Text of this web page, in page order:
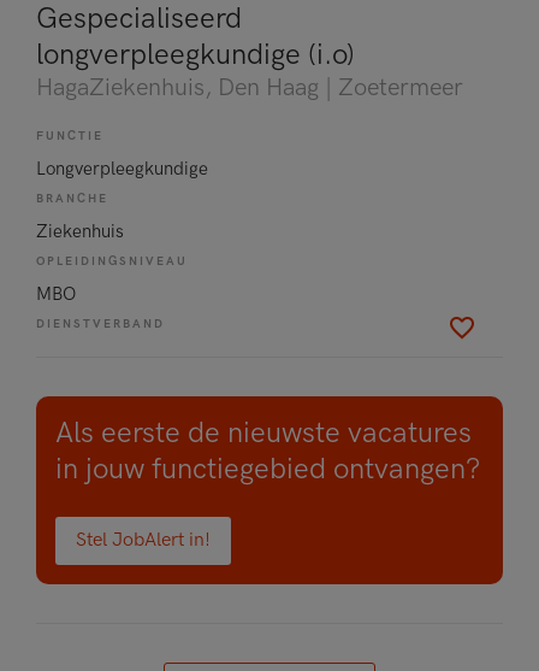
Gespecialiseerd
longverpleegkundige (i.o)
HagaZiekenhuis, Den Haag | Zoetermeer
FUNCTIE
Longverpleegkundige
BRANCHE
Ziekenhuis
OPLEIDINGSNIVEAU
MBO
DIENSTVERBAND
Als eerste de nieuwste vacatures
in jouw functiegebied ontvangen?
Stel JobAlert in!